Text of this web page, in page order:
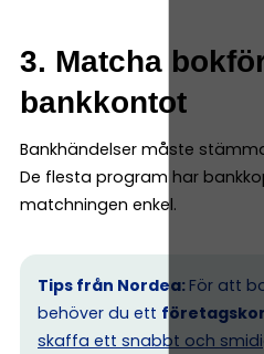
3. Matcha
bankkontot
Bankhändelser måste
De flesta program har
matchningen enkel.
Tips från Nordea: För att
behöver du ett
skaffa ett snabbt och